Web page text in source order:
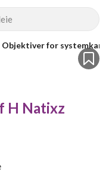
Objektiver for
H Natixz